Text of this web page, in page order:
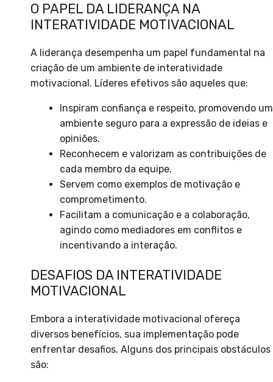
O PAPEL DA LIDERANÇA NA
INTERATIVIDADE MOTIVACIONAL
A liderança desempenha um papel fundamental na
criação de um ambiente de interatividade
motivacional. Líderes efetivos são aqueles que:
Inspiram confiança e respeito, promovendo um
ambiente seguro para a expressão de ideias e
opiniões.
Reconhecem e valorizam as contribuições de
cada membro da equipe.
Servem como exemplos de motivação e
comprometimento.
Facilitam a comunicação e a colaboração,
agindo como mediadores em conflitos e
incentivando a interação.
DESAFIOS DA INTERATIVIDADE
MOTIVACIONAL
Embora a interatividade motivacional ofereça
diversos benefícios, sua implementação pode
enfrentar desafios. Alguns dos principais obstáculos
são: